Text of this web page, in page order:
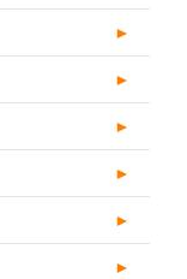
►
►
►
►
►
►